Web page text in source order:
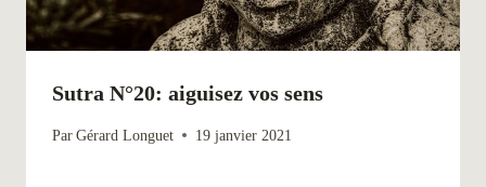
Sutra N°20: aiguisez vos sens
Par Gérard Longuet 19 janvier 2021